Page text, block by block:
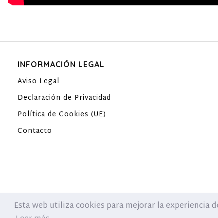
INFORMACIÓN LEGAL
Aviso Legal
Declaración de Privacidad
Política de Cookies (UE)
Contacto
CLASES KICKBOXING Y DEFENSA PERSONAL
Esta web utiliza cookies para mejorar la experiencia